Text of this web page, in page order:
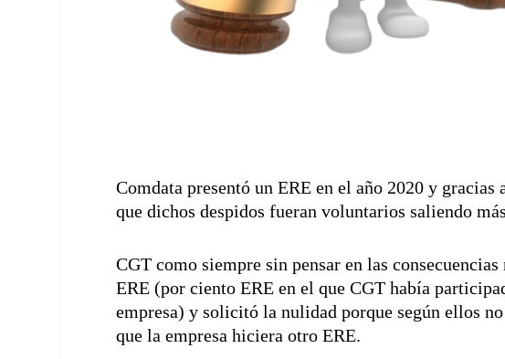
Comdata presentó un ERE en el año 2020 y
que dichos despidos fueran voluntarios saliendo
CGT como siempre sin pensar en las
ERE (por ciento ERE en el que CGT había
empresa) y solicitó la nulidad porque según ellos
que la empresa hiciera otro ERE.